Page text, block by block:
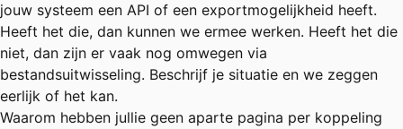
jouw systeem een API of een exportmogelijkheid heeft.
Heeft het die, dan kunnen we ermee werken. Heeft het die
niet, dan zijn er vaak nog omwegen via
bestandsuitwisseling. Beschrijf je situatie en we zeggen
eerlijk of het kan.
Waarom hebben jullie geen aparte pagina per koppeling